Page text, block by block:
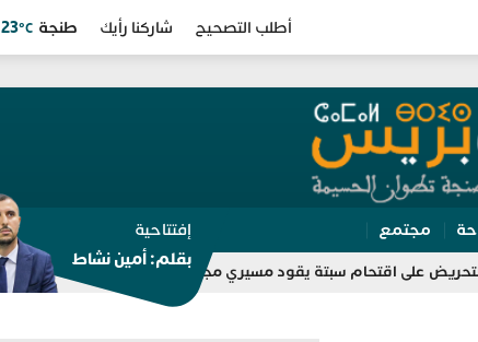
أطلب التصحيح شاركنا رأيك طنجة 23 °C
مجتمع
اقتحام سبتة يقود مسيري مجموعة “واتساب” للتوقيف بالفنيدق وتطوان
إفتتاحية
بقلم: أمين نشاط